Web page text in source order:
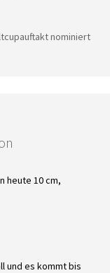
nominiert
heute 10 cm,
und es kommt bis